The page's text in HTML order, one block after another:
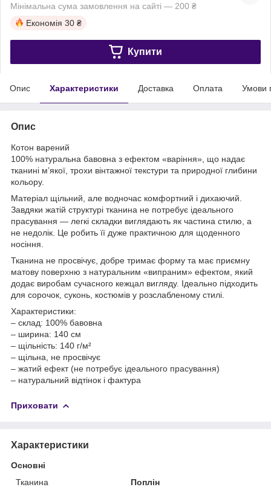
Мінімальна сума замовлення на сайті — 200 ₴
Економія 30 ₴
Купити
Опис Характеристики Доставка Оплата Умови
Опис
Котон варений
100% натуральна бавовна з ефектом «варіння», що надає
тканині м’якої, трохи вінтажної текстури та природної глибини
кольору.
Матеріал щільний, але водночас комфортний і дихаючий.
Завдяки жатій структурі тканина не потребує ідеального
прасування — легкі складки виглядають як частина стилю, а
не недолік. Це робить її дуже практичною для щоденного
носіння.
Тканина не просвічує, добре тримає форму та має приємну
матову поверхню з натуральним «випраним» ефектом, який
додає виробам сучасного кежцал вигляду. Ідеально підходить
для сорочок, суконь, костюмів у розслабленому стилі.
Характеристики:
– склад: 100% бавовна
– ширина: 140 см
– щільність: 140 г/м²
– щільна, не просвічує
– жатий ефект (не потребує ідеального прасування)
– натуральний відтінок і фактура
Приховати
Характеристики
Основні
Тканина
Поплін